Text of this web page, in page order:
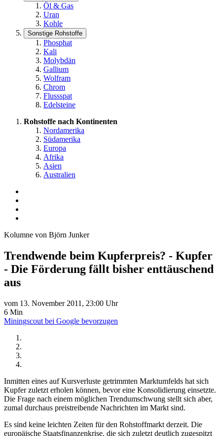
Öl & Gas
Uran
Kohle
Sonstige Rohstoffe
Phosphat
Kali
Molybdän
Gallium
Wolfram
Chrom
Flussspat
Edelsteine
Rohstoffe nach Kontinenten
Nordamerika
Südamerika
Europa
Afrika
Asien
Australien
Kolumne von Björn Junker
Trendwende beim Kupferpreis? - Kupfer
- Die Förderung fällt bisher enttäuschend
aus
vom 13. November 2011, 23:00 Uhr
6 Min
Miningscout bei Google bevorzugen
Inmitten eines auf Kursverluste getrimmten Marktumfelds hat sich
Kupfer zuletzt erholen können, bevor eine Konsolidierung einsetzte.
Die Frage nach einem möglichen Trendumschwung stellt sich aber,
zumal durchaus preistreibende Nachrichten im Markt sind.
Es sind keine leichten Zeiten für den Rohstoffmarkt derzeit. Die
europäische Staatsfinanzenkrise, die sich zuletzt deutlich zugespitzt